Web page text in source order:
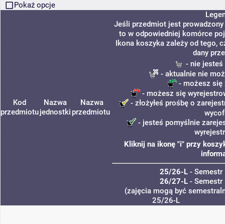
Pokaż opcje
Kod
przedmiotu
Nazwa
jednostki
Nazwa
przedmiotu
Jeśli przedmiot jest
to w odpowiedniej komórce
Ikona koszyka zależy od tego,
dany
- nie
- aktualnie nie
- możesz się
- możesz się
- złożyłeś prośbę o
- jesteś pomyślnie
Kliknij na ikonę "i" przy
25/26-L- Semestr
26/27-L- Semestr
(zajęcia mogą być
25/26-L